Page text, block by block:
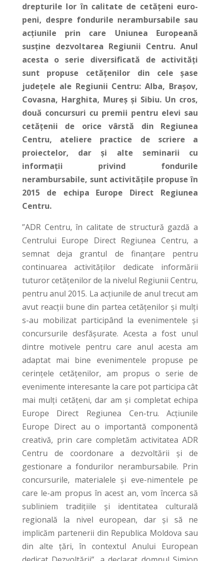
drepturile lor în calitate de cetățeni euro-
peni, despre fondurile nerambursabile sau
acțiunile prin care Uniunea Europeană
susține dezvoltarea Regiunii Centru. Anul
acesta o serie diversificată de activități
sunt propuse cetățenilor din cele șase
județele ale Regiunii Centru: Alba, Brașov,
Covasna, Harghita, Mureș și Sibiu. Un cros,
două concursuri cu premii pentru elevi sau
cetățenii de orice vârstă din Regiunea
Centru, ateliere practice de scriere a
proiectelor, dar și alte seminarii cu
informații privind fondurile
nerambursabile, sunt activitățile propuse în
2015 de echipa Europe Direct Regiunea
Centru.
”ADR Centru, în calitate de structură gazdă a
Centrului Europe Direct Regiunea Centru, a
semnat deja grantul de finanțare pentru
continuarea activităților dedicate informării
tuturor cetățenilor de la nivelul Regiunii Centru,
pentru anul 2015. La acțiunile de anul trecut am
avut reacții bune din partea cetățenilor și mulți
s-au mobilizat participând la evenimentele și
concursurile desfășurate. Acesta a fost unul
dintre motivele pentru care anul acesta am
adaptat mai bine evenimentele propuse pe
cerințele cetățenilor, am propus o serie de
evenimente interesante la care pot participa cât
mai mulți cetățeni, dar am și completat echipa
Europe Direct Regiunea Cen-tru. Acțiunile
Europe Direct au o importantă componentă
creativă, prin care completăm activitatea ADR
Centru de coordonare a dezvoltării și de
gestionare a fondurilor nerambursabile. Prin
concursurile, materialele și eve-nimentele pe
care le-am propus în acest an, vom încerca să
subliniem tradițiile și identitatea culturală
regională la nivel european, dar și să ne
implicăm partenerii din Republica Moldova sau
din alte țări, în contextul Anului European